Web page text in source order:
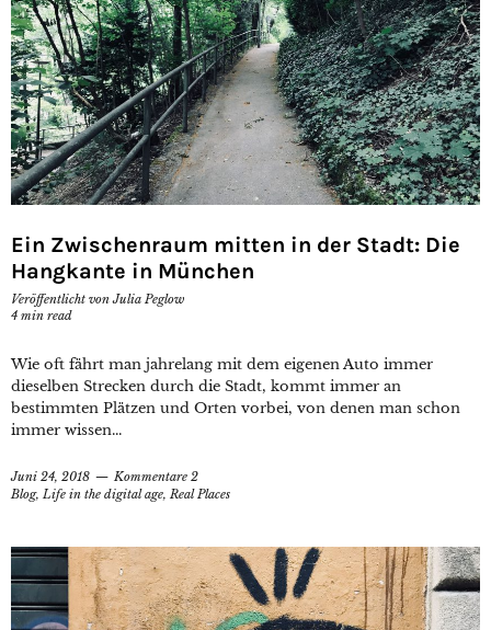
Ein Zwischenraum mitten in der Stadt: Die
Hangkante in München
Veröffentlicht vonJulia Peglow
4 min read
Wie oft fährt man jahrelang mit dem eigenen Auto immer
dieselben Strecken durch die Stadt, kommt immer an
bestimmten Plätzen und Orten vorbei, von denen man schon
immer wissen...
Juni 24, 2018
Kommentare 2
Blog, Life in the digital age, Real Places